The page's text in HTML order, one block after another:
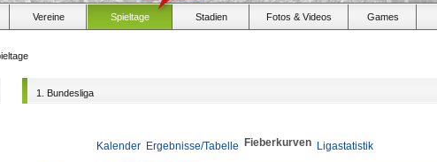
Vereine Spieltage Stadien Fotos & Videos Games
1. Bundesliga
Kalender Ergebnisse/Tabelle Fieberkurven Ligastatistik